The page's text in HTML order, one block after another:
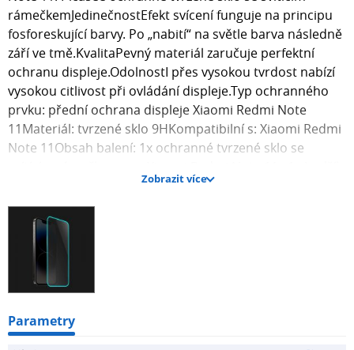
rámečkemJedinečnostEfekt svícení funguje na principu
fosforeskující barvy. Po „nabití“ na světle barva následně
září ve tmě.KvalitaPevný materiál zaručuje perfektní
ochranu displeje.OdolnostI přes vysokou tvrdost nabízí
vysokou citlivost při ovládání displeje.Typ ochranného
prvku: přední ochrana displeje Xiaomi Redmi Note
11Materiál: tvrzené sklo 9HKompatibilní s: Xiaomi Redmi
Note 11Obsah balení: 1x ochranné tvrzené sklo se
pro aplikaci skla na displej telefonu. Fotografie skla
mohou být ilustrativní.
Zobrazit více
Parametry